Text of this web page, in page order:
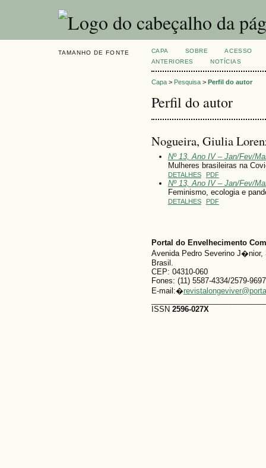
TAMANHO DE FONTE CAPA SOBRE
ACESSO
ANTERIORES
NOTÍCIAS
Capa> Pesquisa> Perfil do autor
Perfil do autor
Nogueira, Giulia
Nº 13, Ano IV – Jan/Fev/
Mulheres brasileiras na
DETALHES PDF
Nº 13, Ano IV – Jan/Fev/
Feminismo, ecologia e
DETALHES PDF
Portal do Envelhecimento
Avenida Pedro Severino
Brasil.
CEP: 04310-060
Fones: (11) 5587-4334/2579-9697
E-mail:�
ISSN 2596-027X